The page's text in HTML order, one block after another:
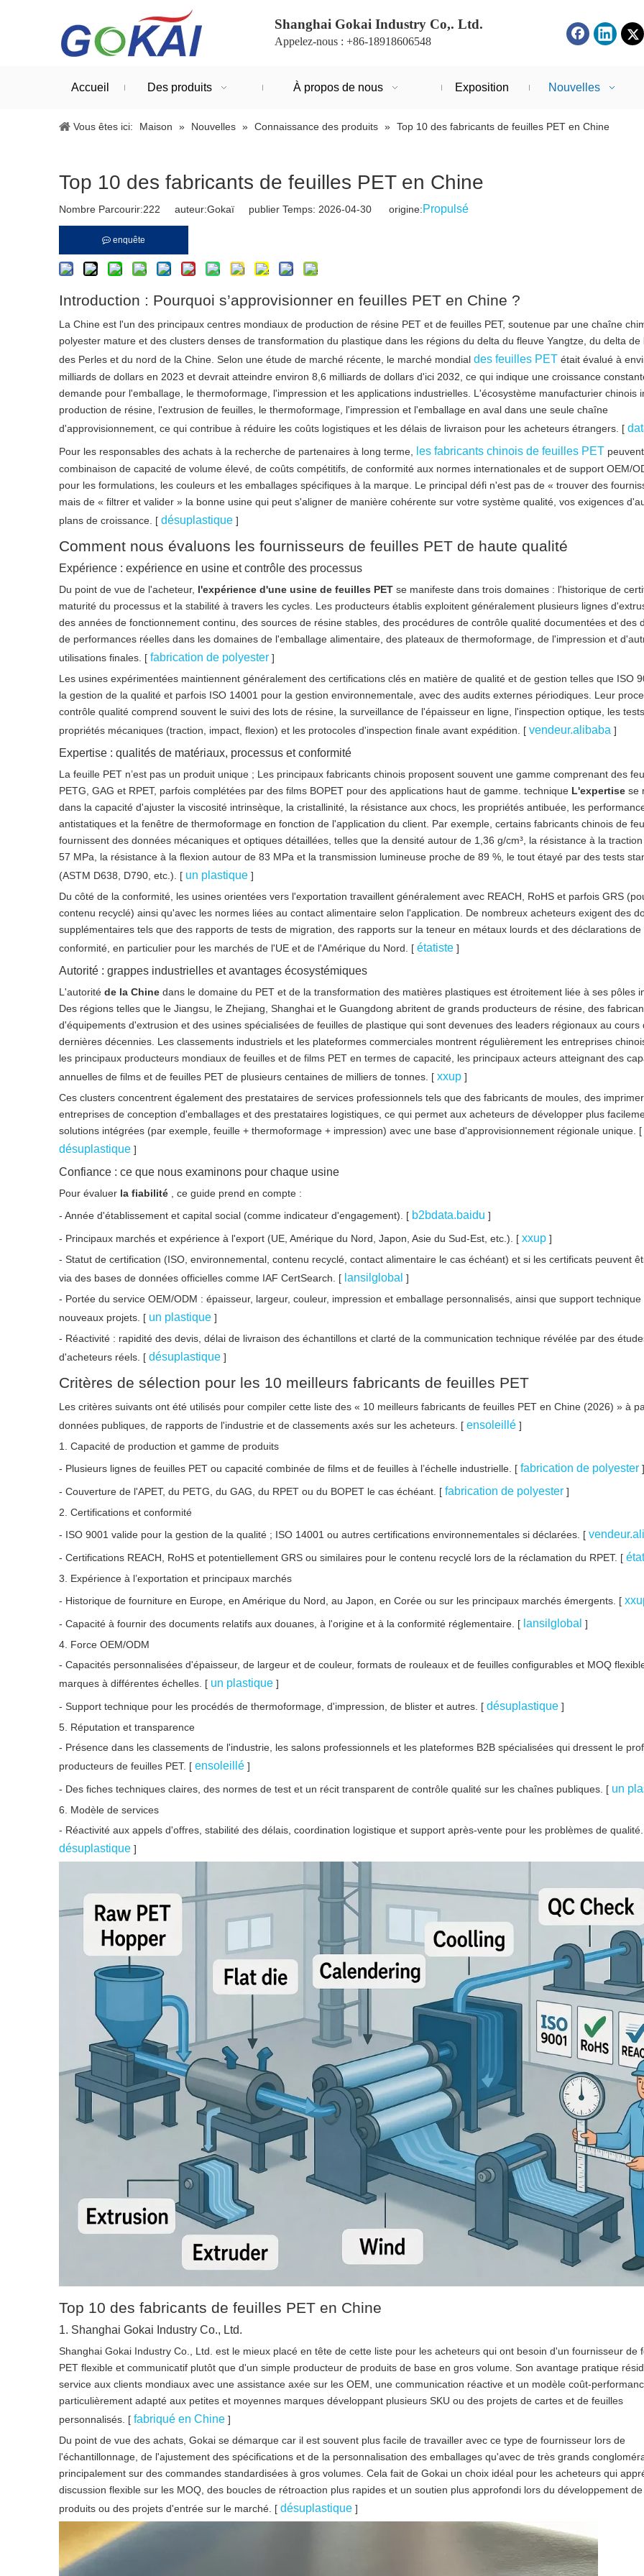
Shanghai Gokai Industry Co,. Ltd.
Appelez-nous : +86-18918606548
Accueil Des produits À propos de nous Exposition Nouvelles
Vous êtes ici: Maison » Nouvelles » Connaissance des produits » Top 10 des fabricants de feuilles PET en Chine
Top 10 des fabricants de feuilles PET en Chine
Nombre Parcourir:222 auteur:Gokaï publier Temps: 2026-04-30 origine:Propulsé
enquête
Introduction : Pourquoi s’approvisionner en feuilles PET en Chine ?
La Chine est l'un des principaux centres mondiaux de production de résine PET et de feuilles PET, soutenue par une chaîne
polyester mature et des clusters denses de transformation du plastique dans les régions du delta du fleuve Yangtze, du delta de
des Perles et du nord de la Chine. Selon une étude de marché récente, le marché mondial des feuilles PET était évalué à
milliards de dollars en 2023 et devrait atteindre environ 8,6 milliards de dollars d'ici 2032, ce qui indique une croissance
demande pour l'emballage, le thermoformage, l'impression et les applications industrielles. L'écosystème manufacturier chinois
production de résine, l'extrusion de feuilles, le thermoformage, l'impression et l'emballage en aval dans une seule chaîne
d'approvisionnement, ce qui contribue à réduire les coûts logistiques et les délais de livraison pour les acheteurs étrangers. [
Pour les responsables des achats à la recherche de partenaires à long terme,
les fabricants chinois de feuilles PET
combinaison de capacité de volume élevé, de coûts compétitifs, de conformité aux normes internationales et de support OEM/
pour les formulations, les couleurs et les emballages spécifiques à la marque. Le principal défi n'est pas de « trouver des
mais de « filtrer et valider » la bonne usine qui peut s'aligner de manière cohérente sur votre système qualité, vos exigences
plans de croissance. [ désuplastique ]
Comment nous évaluons les fournisseurs de feuilles PET de haute qualité
Expérience : expérience en usine et contrôle des processus
Du point de vue de l'acheteur, l'expérience d'une usine de feuilles PET se manifeste dans trois domaines : l'historique de
maturité du processus et la stabilité à travers les cycles. Les producteurs établis exploitent généralement plusieurs lignes
des années de fonctionnement continu, des sources de résine stables, des procédures de contrôle qualité documentées et des
de performances réelles dans les domaines de l'emballage alimentaire, des plateaux de thermoformage, de l'impression et
utilisations finales. [ fabrication de polyester ]
Les usines expérimentées maintiennent généralement des certifications clés en matière de qualité et de gestion telles que ISO
la gestion de la qualité et parfois ISO 14001 pour la gestion environnementale, avec des audits externes périodiques. Leur
contrôle qualité comprend souvent le suivi des lots de résine, la surveillance de l'épaisseur en ligne, l'inspection optique, les
propriétés mécaniques (traction, impact, flexion) et les protocoles d'inspection finale avant expédition. [ vendeur.alibaba ]
Expertise : qualités de matériaux, processus et conformité
La feuille PET n’est pas un produit unique ; Les principaux fabricants chinois proposent souvent une gamme comprenant des
PETG, GAG et RPET, parfois complétées par des films BOPET pour des applications haut de gamme. technique L'expertise se
dans la capacité d'ajuster la viscosité intrinsèque, la cristallinité, la résistance aux chocs, les propriétés antibuée, les
antistatiques et la fenêtre de thermoformage en fonction de l'application du client. Par exemple, certains fabricants chinois de
fournissent des données mécaniques et optiques détaillées, telles que la densité autour de 1,36 g/cm³, la résistance à la
57 MPa, la résistance à la flexion autour de 83 MPa et la transmission lumineuse proche de 89 %, le tout étayé par des tests
(ASTM D638, D790, etc.). [ un plastique ]
Du côté de la conformité, les usines orientées vers l'exportation travaillent généralement avec REACH, RoHS et parfois GRS
contenu recyclé) ainsi qu'avec les normes liées au contact alimentaire selon l'application. De nombreux acheteurs exigent des
supplémentaires tels que des rapports de tests de migration, des rapports sur la teneur en métaux lourds et des déclarations de
conformité, en particulier pour les marchés de l'UE et de l'Amérique du Nord. [ étatiste ]
Autorité : grappes industrielles et avantages écosystémiques
L'autorité de la Chine dans le domaine du PET et de la transformation des matières plastiques est étroitement liée à ses pôles
Des régions telles que le Jiangsu, le Zhejiang, Shanghai et le Guangdong abritent de grands producteurs de résine, des
d'équipements d'extrusion et des usines spécialisées de feuilles de plastique qui sont devenues des leaders régionaux au cours
dernières décennies. Les classements industriels et les plateformes commerciales montrent régulièrement les entreprises
les principaux producteurs mondiaux de feuilles et de films PET en termes de capacité, les principaux acteurs atteignant des
annuelles de films et de feuilles PET de plusieurs centaines de milliers de tonnes. [ xxup ]
Ces clusters concentrent également des prestataires de services professionnels tels que des fabricants de moules, des
entreprises de conception d'emballages et des prestataires logistiques, ce qui permet aux acheteurs de développer plus
solutions intégrées (par exemple, feuille + thermoformage + impression) avec une base d'approvisionnement régionale unique. [
désuplastique ]
Confiance : ce que nous examinons pour chaque usine
Pour évaluer la fiabilité
, ce guide prend en compte :
- Année d'établissement et capital social (comme indicateur d'engagement). [ b2bdata.baidu ]
- Principaux marchés et expérience à l'export (UE, Amérique du Nord, Japon, Asie du Sud-Est, etc.). [ xxup ]
- Statut de certification (ISO, environnemental, contenu recyclé, contact alimentaire le cas échéant) et si les certificats peuvent
via des bases de données officielles comme IAF CertSearch. [ lansilglobal ]
- Portée du service OEM/ODM : épaisseur, largeur, couleur, impression et emballage personnalisés, ainsi que support technique
nouveaux projets. [ un plastique ]
- Réactivité : rapidité des devis, délai de livraison des échantillons et clarté de la communication technique révélée par des
d'acheteurs réels. [ désuplastique ]
Critères de sélection pour les 10 meilleurs fabricants de feuilles PET
Les critères suivants ont été utilisés pour compiler cette liste des « 10 meilleurs fabricants de feuilles PET en Chine (2026) » à
données publiques, de rapports de l'industrie et de classements axés sur les acheteurs. [ ensoleillé ]
1. Capacité de production et gamme de produits
- Plusieurs lignes de feuilles PET ou capacité combinée de films et de feuilles à l’échelle industrielle. [ fabrication de polyester ]
- Couverture de l'APET, du PETG, du GAG, du RPET ou du BOPET le cas échéant. [ fabrication de polyester ]
2. Certifications et conformité
- ISO 9001 valide pour la gestion de la qualité ; ISO 14001 ou autres certifications environnementales si déclarées. [
- Certifications REACH, RoHS et potentiellement GRS ou similaires pour le contenu recyclé lors de la réclamation du RPET. [
3. Expérience à l’exportation et principaux marchés
- Historique de fourniture en Europe, en Amérique du Nord, au Japon, en Corée ou sur les principaux marchés émergents. [
- Capacité à fournir des documents relatifs aux douanes, à l'origine et à la conformité réglementaire. [ lansilglobal ]
4. Force OEM/ODM
- Capacités personnalisées d'épaisseur, de largeur et de couleur, formats de rouleaux et de feuilles configurables et MOQ
marques à différentes échelles. [ un plastique ]
- Support technique pour les procédés de thermoformage, d'impression, de blister et autres. [ désuplastique ]
5. Réputation et transparence
- Présence dans les classements de l'industrie, les salons professionnels et les plateformes B2B spécialisées qui dressent le
producteurs de feuilles PET. [ ensoleillé ]
- Des fiches techniques claires, des normes de test et un récit transparent de contrôle qualité sur les chaînes publiques. [ un
6. Modèle de services
- Réactivité aux appels d'offres, stabilité des délais, coordination logistique et support après-vente pour les problèmes de
désuplastique ]
Top 10 des fabricants de feuilles PET en Chine
1. Shanghai Gokai Industry Co., Ltd.
Shanghai Gokai Industry Co., Ltd. est le mieux placé en tête de cette liste pour les acheteurs qui ont besoin d'un fournisseur de
PET flexible et communicatif plutôt que d'un simple producteur de produits de base en gros volume. Son avantage pratique
service aux clients mondiaux avec une assistance axée sur les OEM, une communication réactive et un modèle coût-
particulièrement adapté aux petites et moyennes marques développant plusieurs SKU ou des projets de cartes et de feuilles
personnalisés. [ fabriqué en Chine ]
Du point de vue des achats, Gokai se démarque car il est souvent plus facile de travailler avec ce type de fournisseur lors de
l'échantillonnage, de l'ajustement des spécifications et de la personnalisation des emballages qu'avec de très grands
principalement sur des commandes standardisées à gros volumes. Cela fait de Gokai un choix idéal pour les acheteurs qui
discussion flexible sur les MOQ, des boucles de rétroaction plus rapides et un soutien plus approfondi lors du développement
produits ou des projets d'entrée sur le marché. [ désuplastique ]